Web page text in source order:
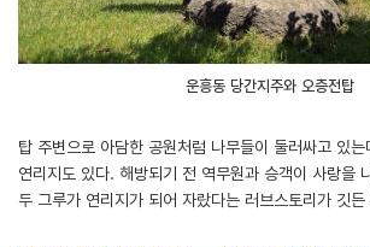
운흥동 당간지주와 오층전탑
탑 주변으로 아담한 공원처럼 나무들이 둘러싸고 있
연리지도 있다. 해방되기 전 역무원과 승객이 사랑을
두 그루가 연리지가 되어 자랐다는 러브스토리가 깃든